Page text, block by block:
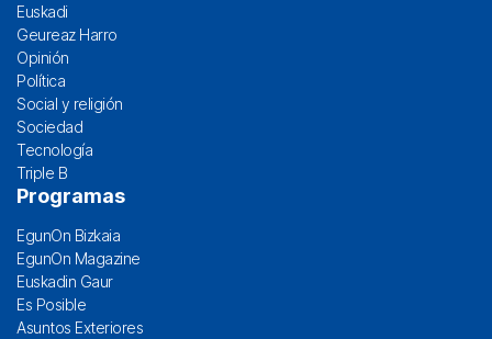
Euskadi
Geureaz Harro
Opinión
Política
Social y religión
Sociedad
Tecnología
Triple B
Programas
EgunOn Bizkaia
EgunOn Magazine
Euskadin Gaur
Es Posible
Asuntos Exteriores